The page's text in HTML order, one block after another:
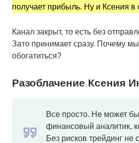
получает прибыль. Ну и Ксения в
Канал закрыт, то есть без
Зато принимает сразу. Почему
обогатиться?
Разоблачение Ксения
Все просто. Не может
финансовый аналитик,
Без рисков трейдинг не